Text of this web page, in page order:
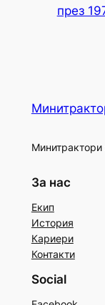
през
Минитрактори
За нас
Екип
История
Кариери
Контакти
Social